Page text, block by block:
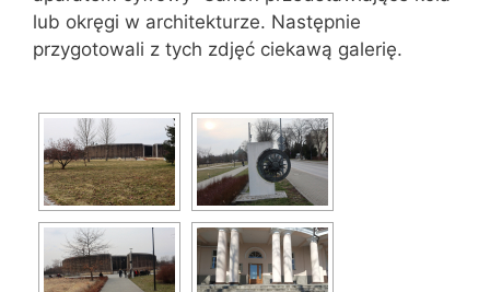
lub okręgi w architekturze. Następnie
przygotowali z tych zdjęć ciekawą galerię.